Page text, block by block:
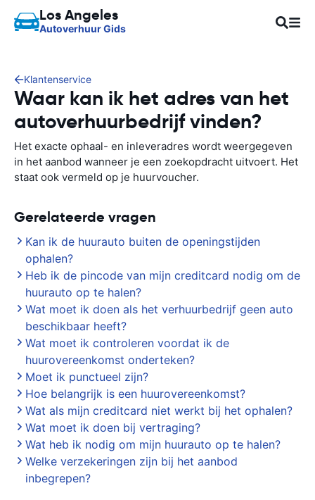
Los Angeles
Autoverhuur Gids
Klantenservice
Waar kan ik het adres van het
autoverhuurbedrijf vinden?
Het exacte ophaal- en inleveradres wordt weergegeven
in het aanbod wanneer je een zoekopdracht uitvoert. Het
staat ook vermeld op je huurvoucher.
Gerelateerde vragen
Kan ik de huurauto buiten de openingstijden
ophalen?
Heb ik de pincode van mijn creditcard nodig om de
huurauto op te halen?
Wat moet ik doen als het verhuurbedrijf geen auto
beschikbaar heeft?
Wat moet ik controleren voordat ik de
huurovereenkomst onderteken?
Moet ik punctueel zijn?
Hoe belangrijk is een huurovereenkomst?
Wat als mijn creditcard niet werkt bij het ophalen?
Wat moet ik doen bij vertraging?
Wat heb ik nodig om mijn huurauto op te halen?
Welke verzekeringen zijn bij het aanbod
inbegrepen?